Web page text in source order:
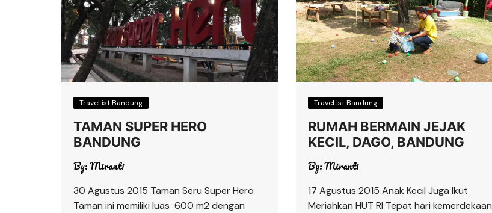
TraveList Bandung
TAMAN SUPER HERO
BANDUNG
By:Miranti
30 Agustus 2015 Taman Seru Super Hero
Taman ini memiliki luas 600 m2 dengan
TraveList Bandung
RUMAH BERMAIN JEJAK
KECIL, DAGO, BANDUNG
By:Miranti
17 Agustus 2015 Anak Kecil Juga Ikut
Meriahkan HUT RI Tepat hari kemerdekaan